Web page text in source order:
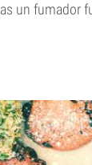
un fumador